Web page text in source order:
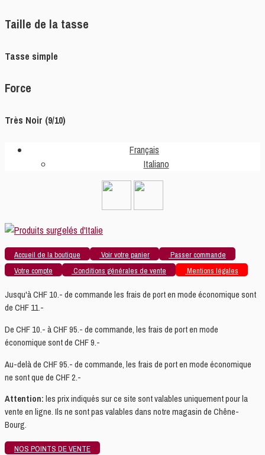
Taille de la tasse
Tasse simple
Force
Très Noir (9/10)
Français
Italiano
Accueil de la boutique Voir votre panier
Passer commande
Votre compte
Conditions générales de vente Mentions légales
Jusqu'à CHF 10.- de commande les frais de port en mode économique sont
de CHF 11.-
De CHF 10.- à CHF 95.- de commande, les frais de port en mode
économique sont de CHF 9.-
Au-delà de CHF 95.- de commande, les frais de port en mode économique
ne sont que de CHF 2.-
Attention: les prix indiqués sur ce site sont valables uniquement pour la
vente en ligne. Ils ne sont pas valables dans notre magasin de Chêne-
Bourg.
NOS POINTS DE VENTE